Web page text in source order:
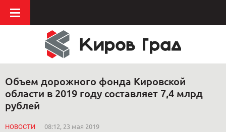
Объем дорожного фонда Кировской
области в 2019 году составляет 7,4 млрд
рублей
НОВОСТИ 08:12, 23 мая 2019